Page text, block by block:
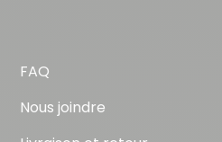
FAQ
Nous joindre